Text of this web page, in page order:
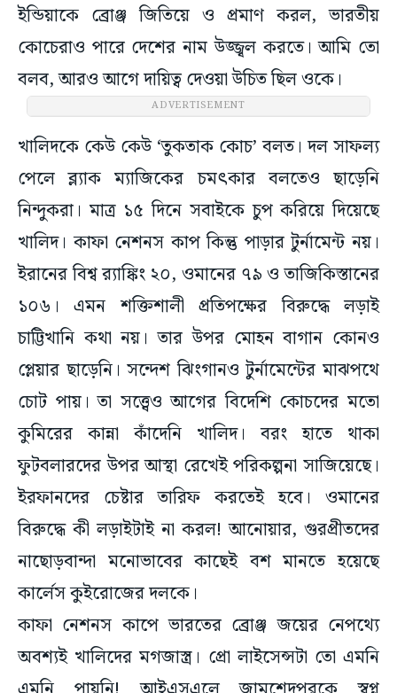
ইন্ডিয়াকে ব্রোঞ্জ জিতিয়ে ও প্রমাণ করল, ভারতীয়
কোচেরাও পারে দেশের নাম উজ্জ্বল করতে। আমি তো
বলব, আরও আগে দায়িত্ব দেওয়া উচিত ছিল ওকে।
ADVERTISEMENT
খালিদকে কেউ কেউ ‘তুকতাক কোচ’ বলত। দল সাফল্য
পেলে ব্ল্যাক ম্যাজিকের চমৎকার বলতেও ছাড়েনি
নিন্দুকরা। মাত্র ১৫ দিনে সবাইকে চুপ করিয়ে দিয়েছে
খালিদ। কাফা নেশনস কাপ কিন্তু পা‌ড়ার টুর্নামেন্ট নয়।
ইরানের বিশ্ব র‌্যাঙ্কিং ২০, ওমানের ৭৯ ও তাজিকিস্তানের
১০৬। এমন শক্তিশালী প্রতিপক্ষের বিরুদ্ধে লড়াই
চাট্টিখানি কথা নয়। তার উপর মোহন বাগান কোনও
প্লেয়ার ছাড়েনি। সন্দেশ ঝিংগানও টুর্নামেন্টের মাঝপথে
চোট পায়। তা সত্ত্বেও আগের বিদেশি কোচদের মতো
কুমিরের কান্না কাঁদেনি খালিদ। বরং হাতে থাকা
ফুটবলারদের উপর আস্থা রেখেই পরিকল্পনা সাজিয়েছে।
ইরফানদের চেষ্টার তারিফ করতেই হবে। ওমানের
বিরুদ্ধে কী লড়াইটাই না করল! আনোয়ার, গুরপ্রীতদের
নাছোড়বান্দা মনোভাবের কাছেই বশ মানতে হয়েছে
কার্লেস কুইরোজের দলকে।
কাফা নেশনস কাপে ভারতের ব্রোঞ্জ জয়ের নেপথ্যে
অবশ্যই খালিদের মগজাস্ত্র। প্রো লাইসেন্সটা তো এমনি